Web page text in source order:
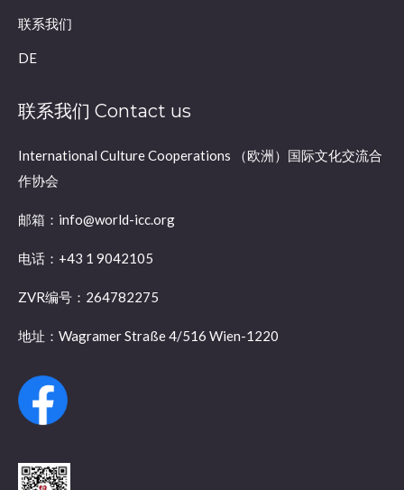
联系我们
DE
联系我们 Contact us
International Culture Cooperations （欧洲）国际文化交流合
作协会
邮箱：info@world-icc.org
电话：+43 1 9042105
ZVR编号：264782275
地址：Wagramer Straße 4/516 Wien-1220